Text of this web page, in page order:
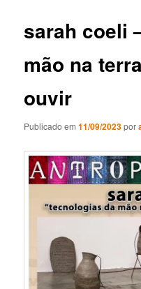
sarah coeli
mão na
ouvir
Publicado em11/09/2023por